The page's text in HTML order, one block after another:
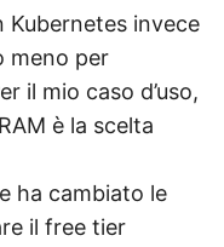
Kubernetes invece
meno per
il mio caso d’uso,
è la scelta
ha cambiato le
il free tier